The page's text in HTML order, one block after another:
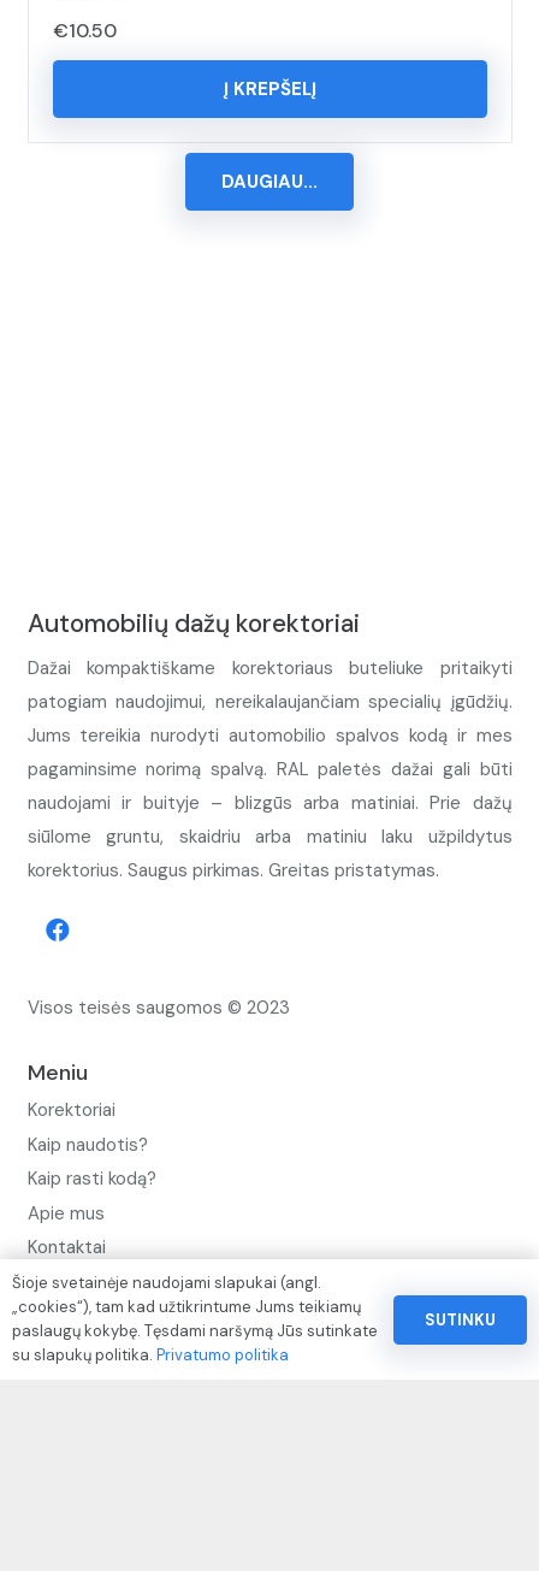
€10.50
Į KREPŠELĮ
DAUGIAU...
Automobilių dažų korektoriai
Dažai kompaktiškame korektoriaus buteliuke pritaikyti
patogiam naudojimui, nereikalaujančiam specialių įgūdžių.
Jums tereikia nurodyti automobilio spalvos kodą ir mes
pagaminsime norimą spalvą. RAL paletės dažai gali būti
naudojami ir buityje – blizgūs arba matiniai. Prie dažų
siūlome gruntu, skaidriu arba matiniu laku užpildytus
korektorius. Saugus pirkimas. Greitas pristatymas.
Visos teisės saugomos © 2023
Meniu
Korektoriai
Kaip naudotis?
Kaip rasti kodą?
Apie mus
Kontaktai
Privatumo politika
Pinigų ir prekių grąžinimo politika
Paslaugų naudojimo sąlygos ir taisyklės
Šioje svetainėje naudojami slapukai (angl.
„cookies“), tam kad užtikrintume Jums teikiamų
paslaugų kokybę. Tęsdami naršymą Jūs sutinkate
su slapukų politika. Privatumo politika
SUTINKU